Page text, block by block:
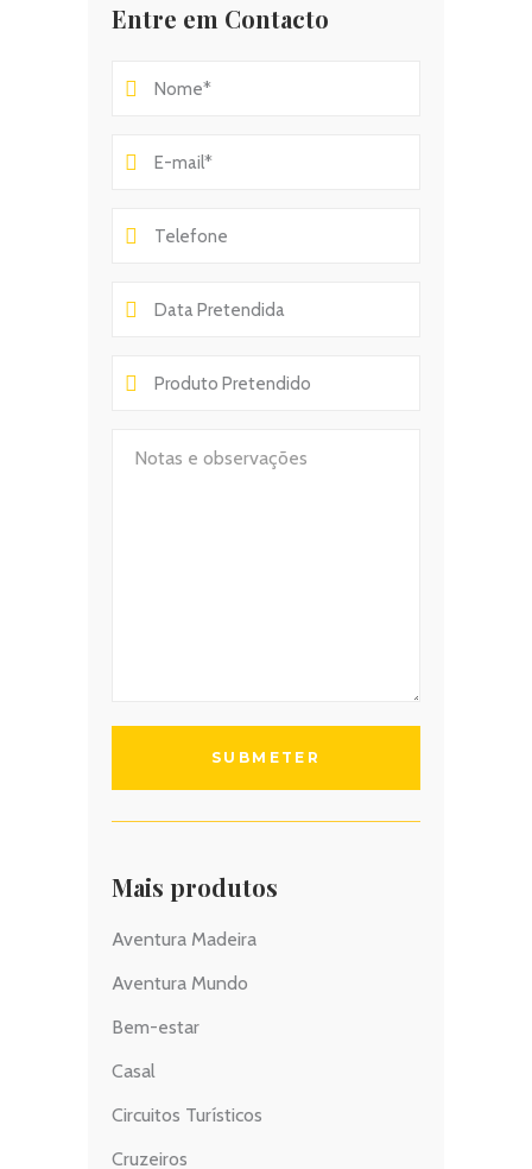
Entre em Contacto
Mais produtos
Aventura Madeira
Aventura Mundo
Bem-estar
Casal
Circuitos Turísticos
Cruzeiros